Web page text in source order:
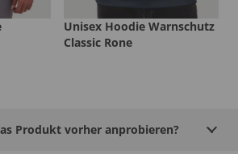
Unisex Hoodie Warnschutz
Classic Rone
Produkt vorher anprobieren?